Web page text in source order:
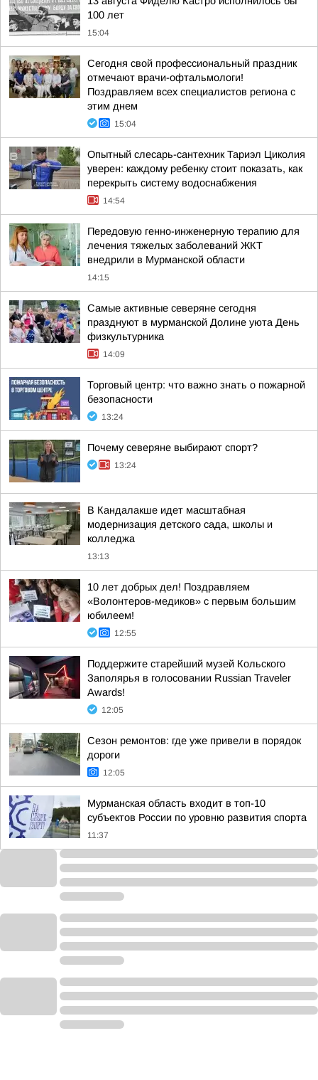
100 лет
15:04
Сегодня свой профессиональный праздник
отмечают врачи-офтальмологи!
Поздравляем всех специалистов региона с
этим днем
15:04
Опытный слесарь-сантехник Тариэл Циколия
уверен: каждому ребенку стоит показать, как
перекрыть систему водоснабжения
14:54
Передовую генно-инженерную терапию для
лечения тяжелых заболеваний ЖКТ
внедрили в Мурманской области
14:15
Самые активные северяне сегодня
празднуют в мурманской Долине уюта День
физкультурника
14:09
Торговый центр: что важно знать о пожарной
безопасности
13:24
Почему северяне выбирают спорт?
13:24
В Кандалакше идет масштабная
модернизация детского сада, школы и
колледжа
13:13
10 лет добрых дел! Поздравляем
«Волонтеров-медиков» с первым большим
юбилеем!
12:55
Поддержите старейший музей Кольского
Заполярья в голосовании Russian Traveler
Awards!
12:05
Сезон ремонтов: где уже привели в порядок
дороги
12:05
Мурманская область входит в топ-10
субъектов России по уровню развития спорта
11:37